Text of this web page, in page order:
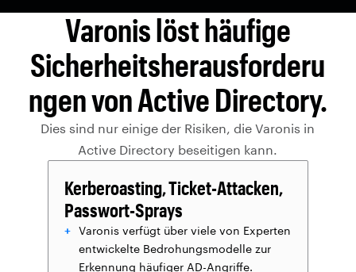
Varonis löst häufige
Sicherheitsherausforderu
ngen von Active Directory.
Dies sind nur einige der Risiken, die Varonis in
Active Directory beseitigen kann.
Kerberoasting, Ticket-Attacken,
Passwort-Sprays
Varonis verfügt über viele von Experten
entwickelte Bedrohungsmodelle zur
Erkennung häufiger AD-Angriffe.